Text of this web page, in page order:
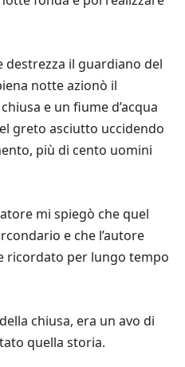
destrezza il guardiano del
notte azionò il
e un fiume d’acqua
greto asciutto uccidendo
più di cento uomini
mi spiegò che quel
e che l’autore
ricordato per lungo tempo
chiusa, era un avo di
quella storia.